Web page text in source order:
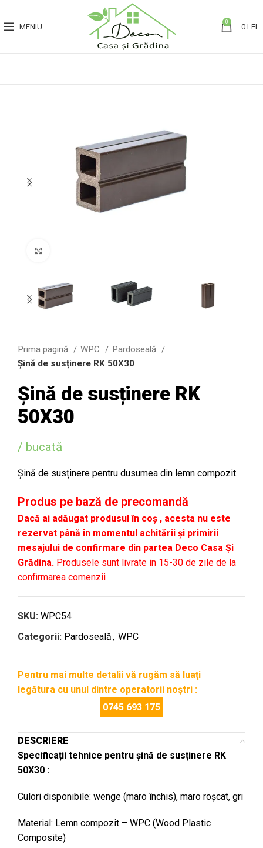
MENIU
0
0 LEI
Prima pagină WPC
Pardoseală
Șină de susținere RK 50X30
Șină de susținere RK
50X30
/ bucată
Șină de susținere pentru dusumea din lemn compozit.
Produs pe bază de precomandă
Dacă ai adăugat produsul în coș , acesta nu este
rezervat până în momentul achitării și primirii
mesajului de confirmare din partea Deco Casa Și
Grădina. Produsele sunt livrate in 15-30 de zile de la
confirmarea comenzii
SKU: WPC54
Categorii: Pardoseală, WPC
Pentru mai multe detalii vă rugăm să luaţi
legătura cu unul dintre operatorii noştri :
0745 693 175
DESCRIERE
Specificații tehnice pentru șină de susținere RK
50X30 :
Culori disponibile: wenge (maro închis), maro roșcat, gri
Material: Lemn compozit – WPC (Wood Plastic
Composite)